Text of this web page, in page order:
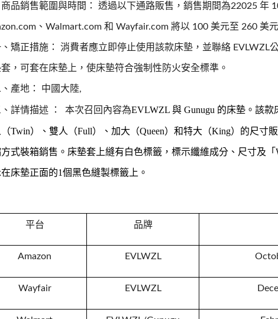
品銷售範圍與時間： 透過以下通路販售，銷售期間為22025 年
、Walmart.com 和 Wayfair.com 將以 100 美元至 260 美
矯正措施： 消費者應立即停止使用該款床墊，並聯絡 EVLWZL
，可套在床墊上，使床墊符合強制性防火安全標準。
產地： 中國大陸,
、詳情描述 ：本次召回內容為EVLWZL與 Gunugu 的床墊。該款
Twin）、雙人（Full）、加大（Queen）和特大（King）的尺寸
式裝箱銷售。床墊套上縫有白色標籤，標示纖維成分、尺寸及「
床墊正面的1個黑色縫製標籤上。
平台 品牌
Amazon EVLWZL
Wayfair EVLWZL